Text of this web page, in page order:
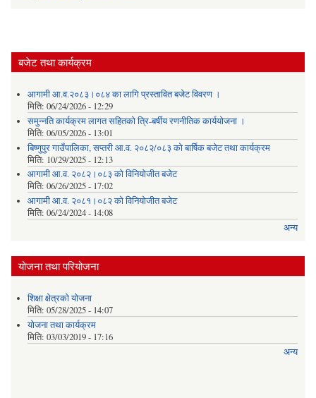
बजेट तथा कार्यक्रम
आगामी आ.व.२०८३।०८४ का लागि प्रस्तावित बजेट विवरण ।
मिति: 06/24/2026 - 12:29
समुन्नति कार्यक्रम लागत सहितको त्रि-बर्षीय रणनीतिक कार्ययोजना ।
मिति: 06/05/2026 - 13:01
बिष्णुपुर गाउँपालिका, सप्तरी आ.व. २०८२/०८३ को बार्षिक बजेट तथा कार्यक्रम
मिति: 10/29/2025 - 12:13
आगामी आ.व. २०८२।०८३ को विनियोजीत बजेट
मिति: 06/26/2025 - 17:02
आगामी आ.व. २०८१।०८२ को विनियोजीत बजेट
मिति: 06/24/2024 - 14:08
अन्य
योजना तथा परियोजना
शिक्षा क्षेत्रकाे याेजना
मिति: 05/28/2025 - 14:07
याेजना तथा कार्यक्रम
मिति: 03/03/2019 - 17:16
अन्य